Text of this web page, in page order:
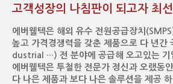
고객성장의 나침판이 되고자 최
에버웰텍은 해외 유수 전원공급장치
높고 가격경쟁력을 갖춘 제품으로 다 년
dustrial …) 전 분야에 공급해 오고있는 기
에버웰텍은 투철한 전문가 정신과 오랬동
다 나은 제품과 보다 나은 솔루션을 제공 하